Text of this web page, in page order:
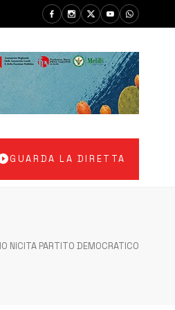
GUARDA LA DIRETTA
NICITA PARTITO DEMOCRATICO